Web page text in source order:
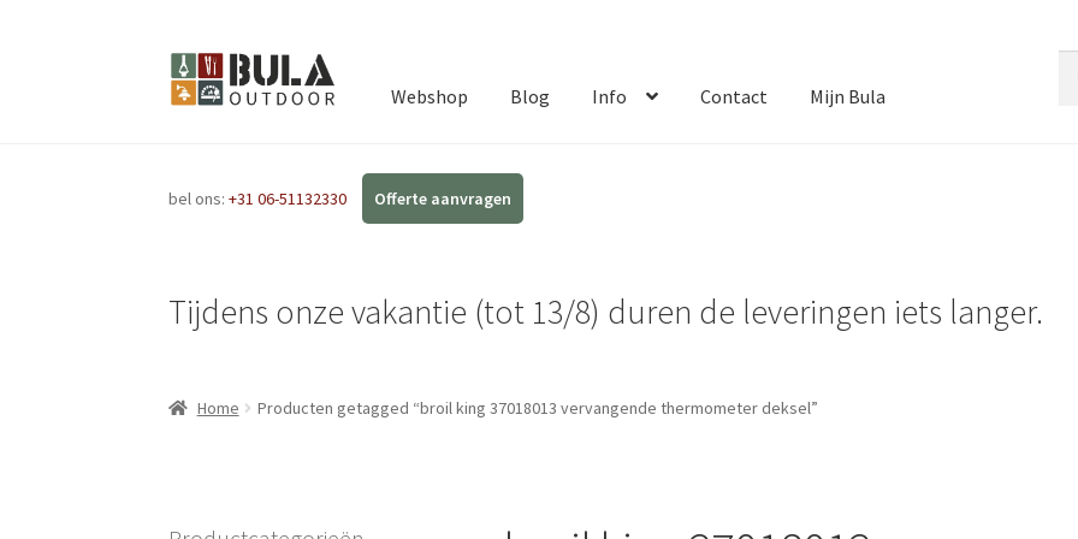
Webshop Blog Info Contact Mijn Bula
bel ons:+31 06-51132330
Tijdens onze vakantie (tot 13/8) duren de leveringen iets langer.
Home Producten getagged “broil king 37018013 vervangende thermometer deksel”